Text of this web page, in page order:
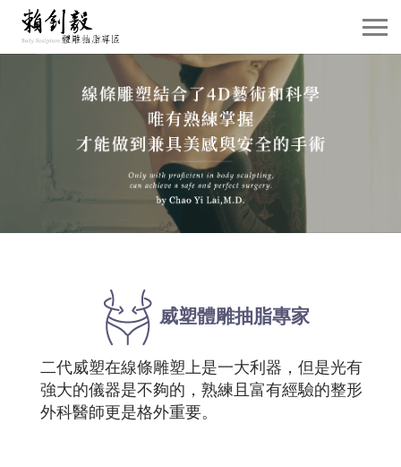
關於賴院長
威塑抽脂介紹
抽脂雕塑
自體脂肪移植
案例分享
賴院長觀點
預約諮詢
威塑體雕抽脂專家
二代威塑在線條雕塑上是一大利器，但是光有
強大的儀器是不夠的，熟練且富有經驗的整形
外科醫師更是格外重要。